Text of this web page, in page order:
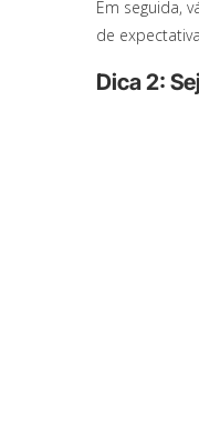
Em seguida,
de
Dica 2: